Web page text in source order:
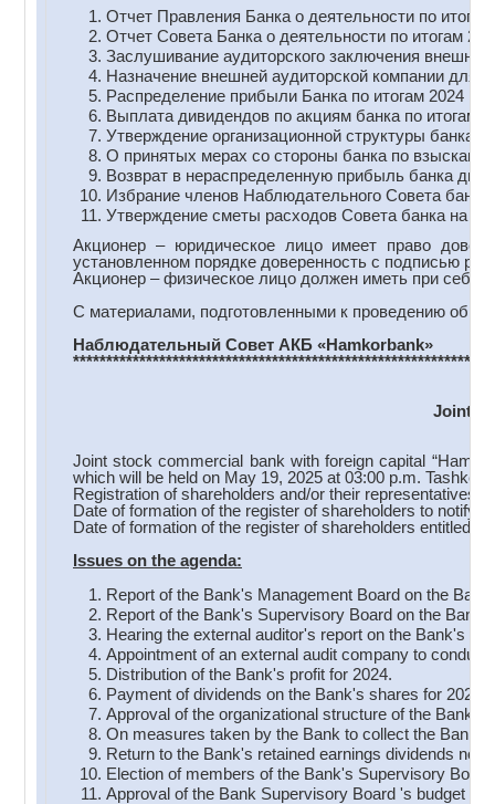
Отчет Правления Банка о деятельности по итогам
Отчет Совета Банка о деятельности по итогам
Заслушивание аудиторского заключения
Назначение внешней аудиторской компании для
Распределение прибыли Банка по итогам 2024
Выплата дивидендов по акциям банка по итогам
Утверждение организационной структуры банка.
О принятых мерах со стороны банка по
Возврат в нераспределенную прибыль банка
Избрание членов Наблюдательного Совета банка
Утверждение сметы расходов Совета банка на
Акционер – юридическое лицо имеет право
установленном порядке доверенность с подписью
Акционер – физическое лицо должен иметь при себе
С материалами, подготовленными к проведению
Наблюдательный Совет АКБ «Hamkorbank»
Joint
Joint stock commercial bank with foreign capital
which will be held on May 19, 2025 at 03:00 p.m.
Registration of shareholders and/or their representatives
Date of formation of the register of shareholders to notify
Date of formation of the register of shareholders entitled
Issues on the agenda:
Report of the Bank's Management Board on the
Report of the Bank's Supervisory Board on the
Hearing the external auditor's report on the Bank's
Appointment of an external audit company to
Distribution of the Bank's profit for 2024.
Payment of dividends on the Bank's shares for 2024.
Approval of the organizational structure of the Bank.
On measures taken by the Bank to collect the Bank's
Return to the Bank's retained earnings dividends
Election of members of the Bank's Supervisory
Approval of the Bank Supervisory Board 's budget for